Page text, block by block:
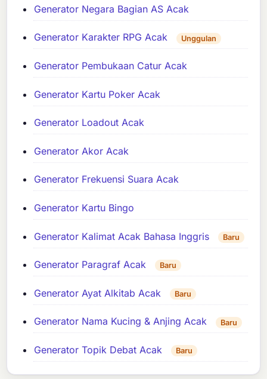
Generator Negara Bagian AS Acak
Generator Karakter RPG Acak Unggulan
Generator Pembukaan Catur Acak
Generator Kartu Poker Acak
Generator Loadout Acak
Generator Akor Acak
Generator Frekuensi Suara Acak
Generator Kartu Bingo
Generator Kalimat Acak Bahasa Inggris Baru
Generator Paragraf Acak Baru
Generator Ayat Alkitab Acak Baru
Generator Nama Kucing & Anjing Acak Baru
Generator Topik Debat Acak Baru